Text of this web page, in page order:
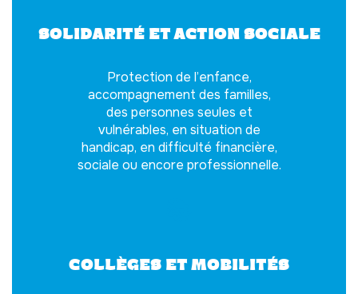
Solidarité et action sociale
Protection de l’enfance,
accompagnement des familles,
des personnes seules et
vulnérables, en situation de
handicap, en difficulté financière,
sociale ou encore professionnelle.
Collèges et Mobilités